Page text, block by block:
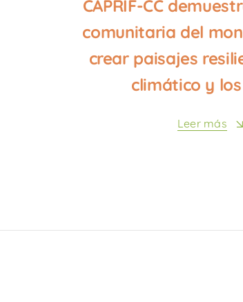
CAPRIF-CC
comunitaria del
crear paisajes
climático y
Leer más